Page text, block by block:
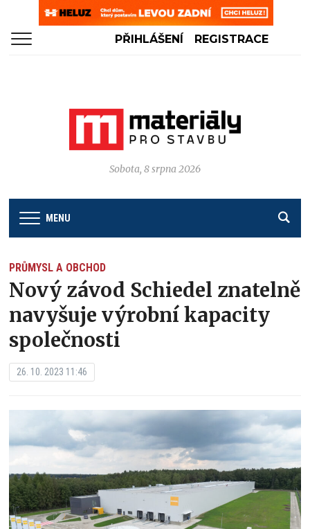
PŘIHLÁŠENÍ REGISTRACE
Sobota, 8 srpna 2026
MENU
PRŮMYSL A OBCHOD
Nový závod Schiedel znatelně
navyšuje výrobní kapacity
společnosti
26. 10. 2023 11:46